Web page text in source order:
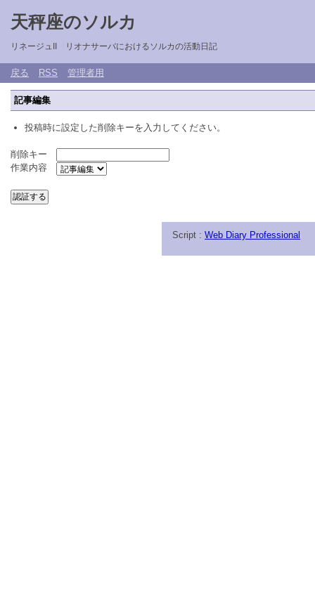
天秤座のソルカ
リネージュII リオナサーバにおけるソルカの活動日記
戻る RSS 管理者用
記事編集
投稿時に設定した削除キーを入力してください。
削除キー
作業内容
Script : Web Diary Professional